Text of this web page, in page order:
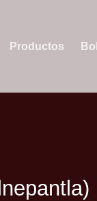
Productos